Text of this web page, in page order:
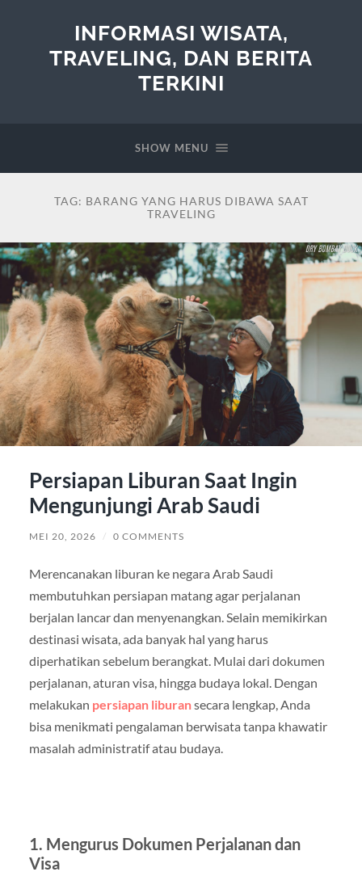
INFORMASI WISATA,
TRAVELING, DAN BERITA
TERKINI
SHOW MENU
TAG: BARANG YANG HARUS DIBAWA SAAT
TRAVELING
Persiapan Liburan Saat Ingin
Mengunjungi Arab Saudi
MEI 20, 2026 / 0 COMMENTS
Merencanakan liburan ke negara Arab Saudi
membutuhkan persiapan matang agar perjalanan
berjalan lancar dan menyenangkan. Selain memikirkan
destinasi wisata, ada banyak hal yang harus
diperhatikan sebelum berangkat. Mulai dari dokumen
perjalanan, aturan visa, hingga budaya lokal. Dengan
melakukan persiapan liburansecara lengkap, Anda
bisa menikmati pengalaman berwisata tanpa khawatir
masalah administratif atau budaya.
1. Mengurus Dokumen Perjalanan dan
Visa